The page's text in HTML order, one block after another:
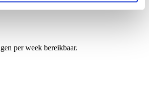
per week bereikbaar.